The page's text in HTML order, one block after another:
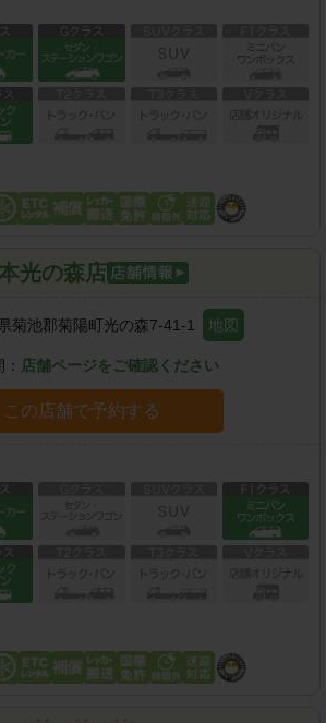
光の森店
菊池郡菊陽町光の森7-41-1 地図
店舗ページをご確認ください
この店舗で予約する